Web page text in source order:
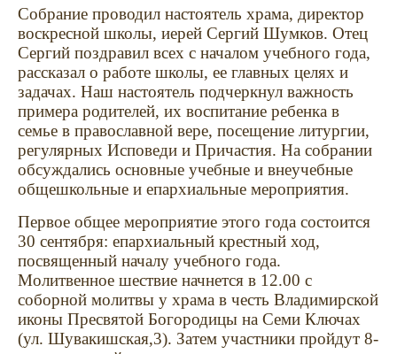
Собрание проводил настоятель храма, директор
воскресной школы, иерей Сергий Шумков. Отец
Сергий поздравил всех с началом учебного года,
рассказал о работе школы, ее главных целях и
задачах. Наш настоятель подчеркнул важность
примера родителей, их воспитание ребенка в
семье в православной вере, посещение литургии,
регулярных Исповеди и Причастия. На собрании
обсуждались основные учебные и внеучебные
общешкольные и епархиальные мероприятия.
Первое общее мероприятие этого года состоится
30 сентября: епархиальный крестный ход,
посвященный началу учебного года.
Молитвенное шествие начнется в 12.00 с
соборной молитвы у храма в честь Владимирской
иконы Пресвятой Богородицы на Семи Ключах
(ул. Шувакишская,3). Затем участники пройдут 8-